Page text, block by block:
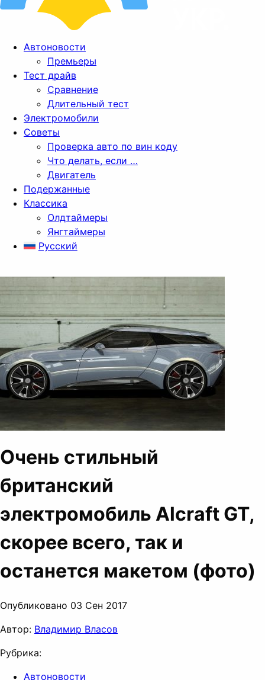
Автоновости
Премьеры
Тест драйв
Сравнение
Длительный тест
Электромобили
Советы
Проверка авто по вин коду
Что делать, если …
Двигатель
Подержанные
Классика
Олдтаймеры
Янгтаймеры
Русский
Очень стильный
британский
электромобиль Alcraft GT,
скорее всего, так и
останется макетом (фото)
Опубликовано 03 Сен 2017
Автор: Владимир Власов
Рубрика:
Автоновости